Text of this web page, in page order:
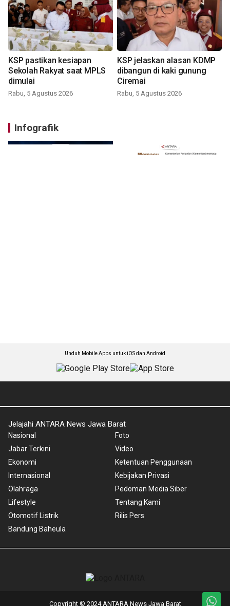
KSP pastikan kesiapan
Sekolah Rakyat saat MPLS
dimulai
Rabu, 5 Agustus 2026
KSP jelaskan alasan KDMP
dibangun di kaki gunung
Ciremai
Rabu, 5 Agustus 2026
Infografik
Unduh Mobile Apps untuk iOS dan Android
Jelajahi ANTARA News Jawa Barat
Nasional
Jabar Terkini
Ekonomi
Internasional
Olahraga
Lifestyle
Otomotif Listrik
Bandung Baheula
Foto
Video
Ketentuan Penggunaan
Kebijakan Privasi
Pedoman Media Siber
Tentang Kami
Rilis Pers
Copyright © 2024 ANTARA News Jawa Barat